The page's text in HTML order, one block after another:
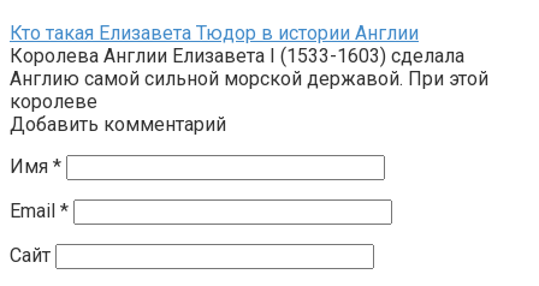
Кто такая Елизавета Тюдор в истории Англии
Королева Англии Елизавета I (1533-1603) сделала
Англию самой сильной морской державой. При этой
королеве
Добавить комментарий
Имя *
Email *
Сайт